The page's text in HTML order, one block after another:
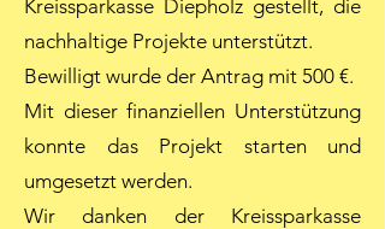
Kreissparkasse Diepholz gestellt, die
nachhaltige Projekte unterstützt.
Bewilligt wurde der Antrag mit 500 €.
Mit dieser finanziellen Unterstützung
konnte das Projekt starten und
umgesetzt werden.
Wir danken der Kreissparkasse